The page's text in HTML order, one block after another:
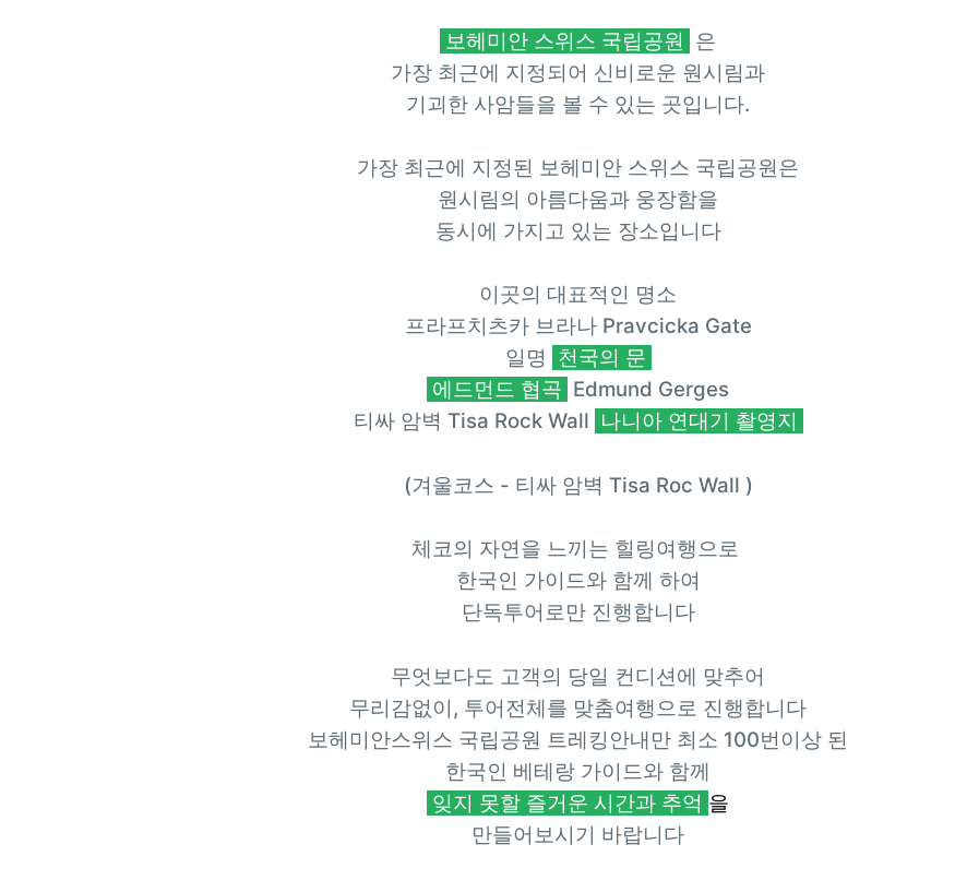
보헤미안 스위스 국립공원
은
가장 최근에 지정되어 신비로운 원시림과
기괴한 사암들을 볼 수 있는 곳입니다.
가장 최근에 지정된 보헤미안 스위스 국립공원은
원시림의 아름다움과 웅장함을
동시에 가지고 있는 장소입니다
이곳의 대표적인 명소
프라프치츠카 브라나 Pravcicka Gate
일명 천국의 문
에드먼드 협곡 Edmund Gerges
티싸 암벽 Tisa Rock Wall 나니아 연대기 촬영지
(겨울코스 - 티싸 암벽 Tisa Roc Wall )
체코의 자연을 느끼는 힐링여행으로
한국인 가이드와 함께 하여
단독투어로만 진행합니다
무엇보다도 고객의 당일 컨디션에 맞추어
무리감없이, 투어전체를 맞춤여행으로 진행합니다
보헤미안스위스 국립공원 트레킹안내만 최소 100번이상 된
한국인 베테랑 가이드와 함께
잊지 못할 즐거운 시간과 추억 을
만들어보시기 바랍니다